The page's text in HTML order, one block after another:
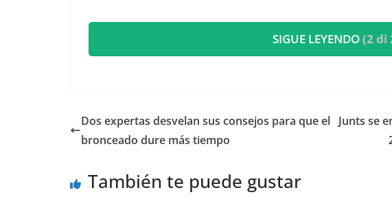
SIGUE LEYENDO(2 di
​Dos expertas desvelan sus consejos para que el
bronceado dure más tiempo
Junts se
También te puede gustar